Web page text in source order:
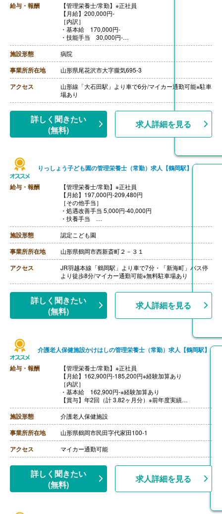
給与・報酬
【管理栄養士/常勤】※正社員
【月給】200,000円-
［内訳］
・基本給 170,000円-
・技能手当 30,000円-
［その他手当］
・住宅手当
【賞与】年2回（計2.90ヶ月分）※前年度実績
【通勤手当】あり（上限なし）
【昇給】あり
【退職金】あり※勤続3年以上
施設形態 病院
事業所所在地 山形県尾花沢市大字朧気695-3
アクセス
山形線「大石田駅」より車で6分/マイカー通勤可能※駐車
場あり
詳しく聞きたい
(無料)
求人詳細を見る
りっしょう子ども園の管理栄養士（常勤）求人【鶴岡駅】
給与・報酬
【管理栄養士/常勤】※正社員
【月給】197,000円-209,480円
［その他手当］
・処遇改善手当 5,000円-40,000円
・扶養手当
・住宅手当
・時間外手当
※一定の条件を満たす場合
【賞与】年2回（計3ヶ月分）※初年度
2年目以降は最大4.40ヶ月分
【通勤手当】あり（上限17,600円/月）※片道2km以上か
ら支給
【昇給】あり
施設形態 認定こども園
事業所所在地 山形県鶴岡市西新斎町２－３１
アクセス
JR羽越本線「鶴岡駅」より車で7分・「新海町」バス停
より徒歩8分/マイカー通勤可能※無料駐車場あり
詳しく聞きたい
(無料)
求人詳細を見る
介護老人保健施設かけはしの管理栄養士（常勤）求人【鶴岡駅】
給与・報酬
【管理栄養士/常勤】※正社員
【月給】162,900円-185,200円※経験加算あり
［内訳］
・基本給 162,900円-※経験加算あり
【賞与】年2回（計 3.82ヶ月分）※前年度実績
【通勤手当】あり（上限22,000円/月）
【昇給】あり（1月あたり2.00％）※前年度実績
【退職金】あり※勤続6年以上
施設形態 介護老人保健施設
事業所所在地 山形県鶴岡市民田字代家田100-1
アクセス マイカー通勤可能
詳しく聞きたい
(無料)
求人詳細を見る